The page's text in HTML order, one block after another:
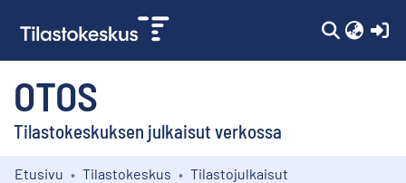
OTOS
Tilastokeskuksen julkaisut verkossa
Etusivu Tilastokeskus
Tilastojulkaisut